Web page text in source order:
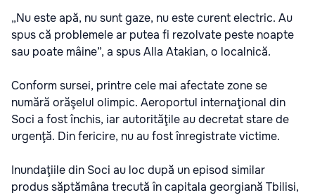
„Nu este apă, nu sunt gaze, nu este curent electric. Au
spus că problemele ar putea fi rezolvate peste noapte
sau poate mâine”, a spus Alla Atakian, o localnică.
Conform sursei, printre cele mai afectate zone se
numără orăşelul olimpic. Aeroportul internaţional din
Soci a fost închis, iar autorităţile au decretat stare de
urgenţă. Din fericire, nu au fost înregistrate victime.
Inundaţiile din Soci au loc după un episod similar
produs săptămâna trecută în capitala georgiană Tbilisi,